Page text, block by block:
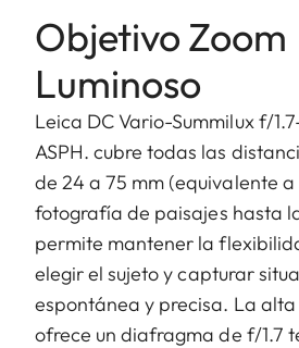
Objetivo Zoom
Luminoso
Leica DC Vario-Summilux f/
ASPH. cubre todas las
de 24 a 75 mm (equivalente
fotografía de paisajes hasta
permite mantener la
elegir el sujeto y capturar
espontánea y precisa. La
ofrece un diafragma de f/1.7